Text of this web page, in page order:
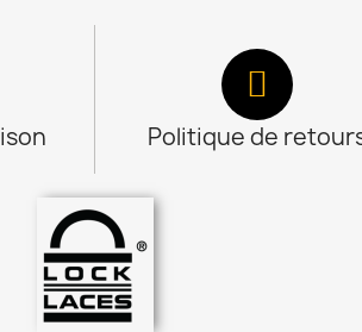
Politique de